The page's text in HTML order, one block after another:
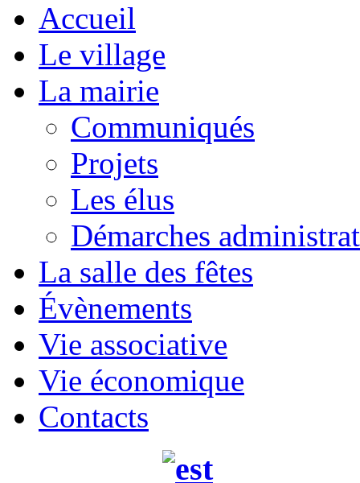
Accueil
Le village
La mairie
Communiqués
Projets
Les élus
Démarches
La salle des fêtes
Évènements
Vie associative
Vie économique
Contacts